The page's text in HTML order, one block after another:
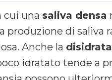
cui una saliva densa
produzione di saliva
Anche la
idratato tende a